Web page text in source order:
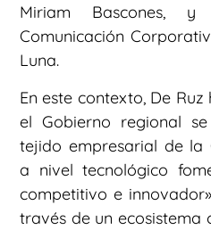
Miriam Bascones,
Comunicación
Luna.
En este contexto, De
el Gobierno regional
tejido empresarial de la
a nivel tecnológico
competitivo e
través de un ecosistema